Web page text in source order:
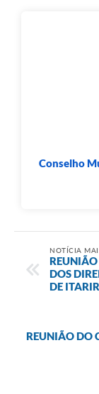
Conselho
NOTÍCIA
DOS
DE
REUNIÃO DO